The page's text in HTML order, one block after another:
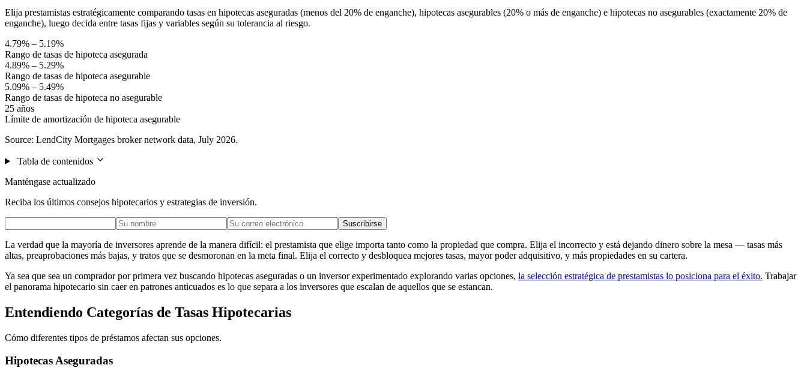
Elija prestamistas estratégicamente comparando tasas en hipotecas aseguradas (menos del 20% de enganche), hipotecas asegurables (20% o más de enganche) e hipotecas no asegurables (exactamente 20% de
enganche), luego decida entre tasas fijas y variables según su tolerancia al riesgo.
4.79% – 5.19%
Rango de tasas de hipoteca asegurada
4.89% – 5.29%
Rango de tasas de hipoteca asegurable
5.09% – 5.49%
Rango de tasas de hipoteca no asegurable
25 años
Límite de amortización de hipoteca asegurable
Source: LendCity Mortgages broker network data, July 2026.
Tabla de contenidos
Manténgase actualizado
Reciba los últimos consejos hipotecarios y estrategias de inversión.
Suscribirse
La verdad que la mayoría de inversores aprende de la manera difícil: el prestamista que elige importa tanto como la propiedad que compra. Elija el incorrecto y está dejando dinero sobre la mesa — tasas más
altas, preaprobaciones más bajas, y tratos que se desmoronan en la meta final. Elija el correcto y desbloquea mejores tasas, mayor poder adquisitivo, y más propiedades en su cartera.
Ya sea que sea un comprador por primera vez buscando hipotecas aseguradas o un inversor experimentado explorando varias opciones, la selección estratégica de prestamistas lo posiciona para el éxito. Trabajar
el panorama hipotecario sin caer en patrones anticuados es lo que separa a los inversores que escalan de aquellos que se estancan.
Entendiendo Categorías de Tasas Hipotecarias
Cómo diferentes tipos de préstamos afectan sus opciones.
Hipotecas Aseguradas